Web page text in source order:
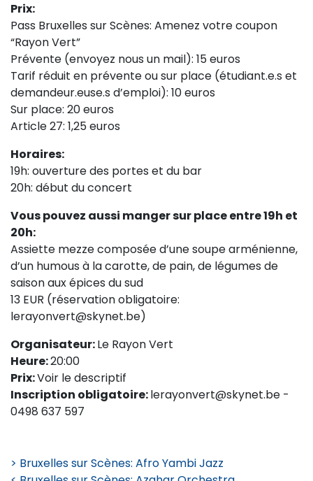
Prix:
Pass Bruxelles sur Scènes: Amenez votre coupon
“Rayon Vert”
Prévente (envoyez nous un mail): 15 euros
Tarif réduit en prévente ou sur place (étudiant.e.s et
demandeur.euse.s d’emploi): 10 euros
Sur place: 20 euros
Article 27: 1,25 euros
Horaires:
19h: ouverture des portes et du bar
20h: début du concert
Vous pouvez aussi manger sur place entre 19h et
20h:
Assiette mezze composée d’une soupe arménienne,
d’un humous à la carotte, de pain, de légumes de
saison aux épices du sud
13 EUR (réservation obligatoire:
lerayonvert@skynet.be)
Organisateur:Le Rayon Vert
Heure:20:00
Prix:Voir le descriptif
Inscription obligatoire:lerayonvert@skynet.be -
0498 637 597
> Bruxelles sur Scènes: Afro Yambi Jazz